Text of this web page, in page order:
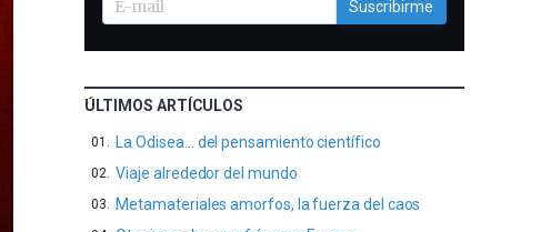
Suscribirme
ÚLTIMOS ARTÍCULOS
La Odisea… del pensamiento científico
Viaje alrededor del mundo
Metamateriales amorfos, la fuerza del caos